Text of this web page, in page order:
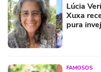
Lúcia
Xuxa
pura
FAMOSOS